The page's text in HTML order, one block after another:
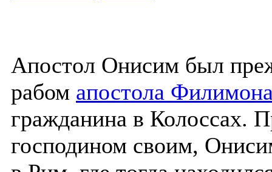
Апостол Онисим был
рабом апостола
гражданина в Колоссах.
господином своим,